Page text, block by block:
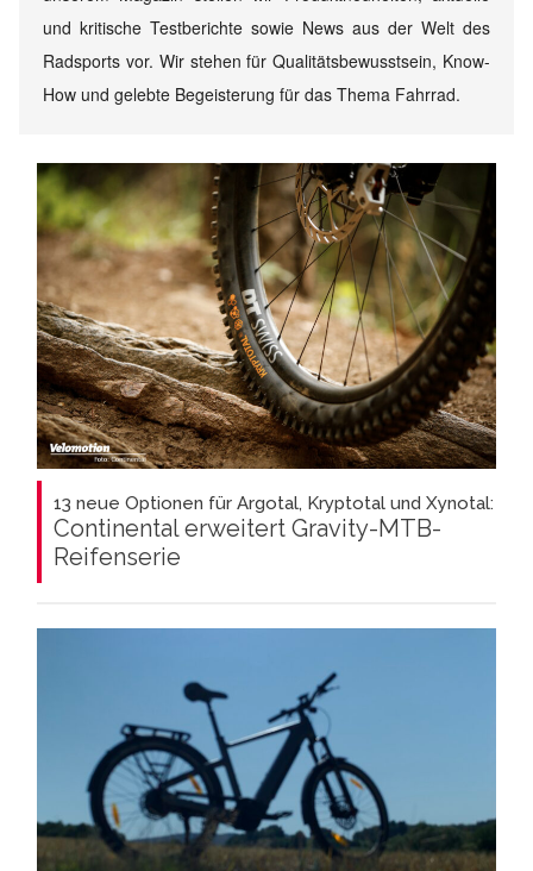
und kritische Testberichte sowie News aus der Welt des
Radsports vor. Wir stehen für Qualitätsbewusstsein, Know-
How und gelebte Begeisterung für das Thema Fahrrad.
13 neue Optionen für Argotal, Kryptotal und Xynotal:
Continental erweitert Gravity-MTB-
Reifenserie